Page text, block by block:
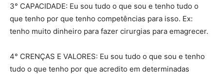
3° CAPACIDADE: Eu sou tudo o que sou e tenho tudo o
que tenho por que tenho competências para isso. Ex:
tenho muito dinheiro para fazer cirurgias para emagrecer.
4° CRENÇAS E VALORES: Eu sou tudo o que sou e tenho
tudo o que tenho por que acredito em determinadas